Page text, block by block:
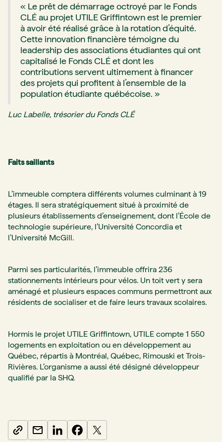
« Le prêt de démarrage octroyé par le Fonds
CLÉ au projet UTILE Griffintown est le premier
à avoir été réalisé grâce à la rotation d’équité.
Cette innovation financière témoigne du
leadership des associations étudiantes qui ont
capitalisé le Fonds CLÉ et dont les
contributions servent ultimement à financer
des projets qui profitent à l’ensemble de la
population étudiante québécoise. »
Luc Labelle, trésorier du Fonds CLÉ
Faits saillants
L’immeuble comptera différents volumes culminant à 19
étages. Il sera stratégiquement situé à proximité de
plusieurs établissements d’enseignement, dont l’École de
technologie supérieure, l’Université Concordia et
l’Université McGill.
Parmi ses particularités, l’immeuble offrira 236
stationnements intérieurs pour vélos. Un toit vert y sera
aménagé et plusieurs espaces communs permettront aux
résidents de socialiser et de faire leurs travaux scolaires.
Hormis le projet UTILE Griffintown, UTILE compte 1 550
logements en exploitation ou en développement au
Québec, répartis à Montréal, Québec, Rimouski et Trois-
Rivières. L’organisme a aussi été désigné développeur
qualifié par la SHQ.